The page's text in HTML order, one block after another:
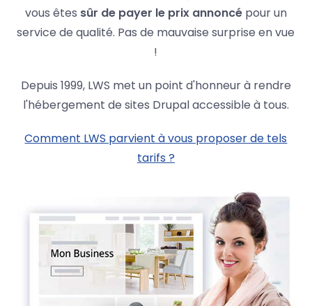
vous êtes sûr de payer le prix annoncépour un
service de qualité. Pas de mauvaise surprise en vue
!
Depuis 1999, LWS met un point d'honneur à rendre
l'hébergement de sites Drupal accessible à tous.
Comment LWS parvient à vous proposer de tels
tarifs ?